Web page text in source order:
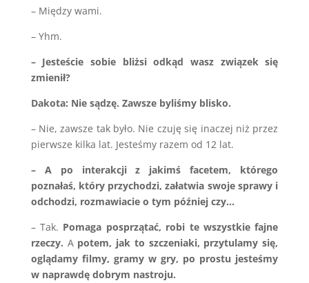
– Między wami.
– Yhm.
– Jesteście sobie bliżsi odkąd wasz związek się
zmienił?
Dakota: Nie sądzę. Zawsze byliśmy blisko.
– Nie, zawsze tak było. Nie czuję się inaczej niż przez
pierwsze kilka lat. Jesteśmy razem od 12 lat.
– A po interakcji z jakimś facetem, którego
poznałaś, który przychodzi, załatwia swoje sprawy i
odchodzi, rozmawiacie o tym później czy…
– Tak. Pomaga posprzątać, robi te wszystkie fajne
rzeczy. A potem, jak to szczeniaki, przytulamy się,
oglądamy filmy, gramy w gry, po prostu jesteśmy
w naprawdę dobrym nastroju.